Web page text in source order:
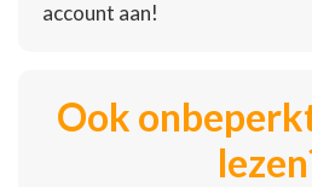
account aan!
Ook